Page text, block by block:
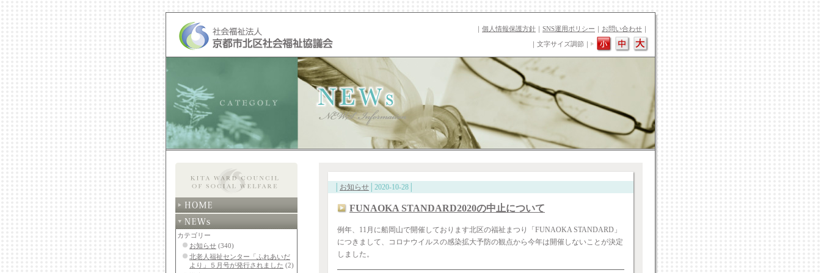
｜ 個人情報保護方針 ｜ SNS運用ポリシー ｜ お問い合わせ ｜
｜文字サイズ調節｜
カテゴリー
お知らせ (340)
北老人福祉センター「ふれあいだ
より」５月号が発行されました (2)
お知らせ │2020-10-28│
FUNAOKA STANDARD2020の中止について
例年、11月に船岡山で開催しております北区の福祉まつり「FUNAOKA STANDARD」
につきまして、コロナウイルスの感染拡大予防の観点から今年は開催しないことが決定
しました。